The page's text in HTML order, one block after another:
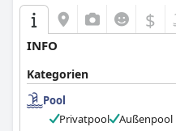
$
INFO
Kategorien
Pool
Privatpool
Außenpool